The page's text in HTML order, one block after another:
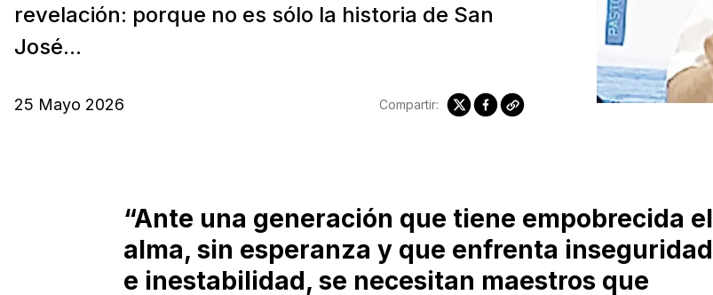
revelación: porque no es sólo la historia de San
José...
25 Mayo 2026 Compartir:
“Ante una generación que tiene empobrecida el
alma, sin esperanza y que enfrenta inseguridad
e inestabilidad, se necesitan maestros que